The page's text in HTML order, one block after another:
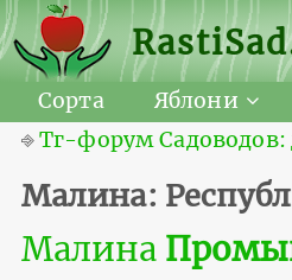
Сорта
Яблони
⎆Тг-форум Садоводов:
Малина:
Малина